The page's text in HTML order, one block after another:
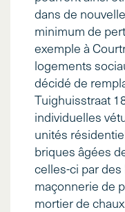
dans de
minimum de
exemple à
logements
décidé de
Tuighuisstraat
individuelles
unités
briques âgées
celles-ci par
maçonnerie de
mortier de